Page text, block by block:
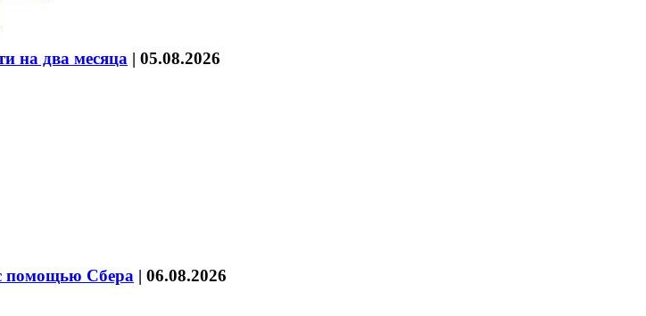
на два месяца | 05.08.2026
помощью Сбера | 06.08.2026